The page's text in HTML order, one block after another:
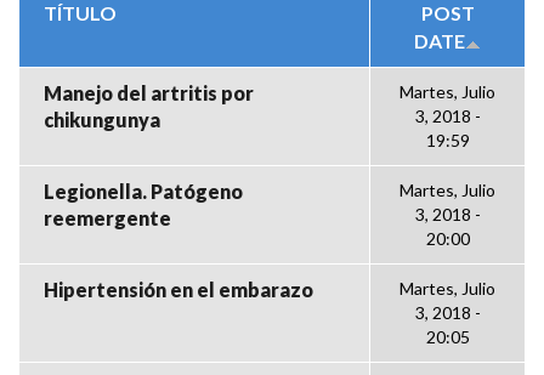
TÍTULO
POST
DATE
Manejo del artritis por
chikungunya
Martes, Julio
3, 2018 -
19:59
Legionella. Patógeno
reemergente
Martes, Julio
3, 2018 -
20:00
Hipertensión en el embarazo
Martes, Julio
3, 2018 -
20:05